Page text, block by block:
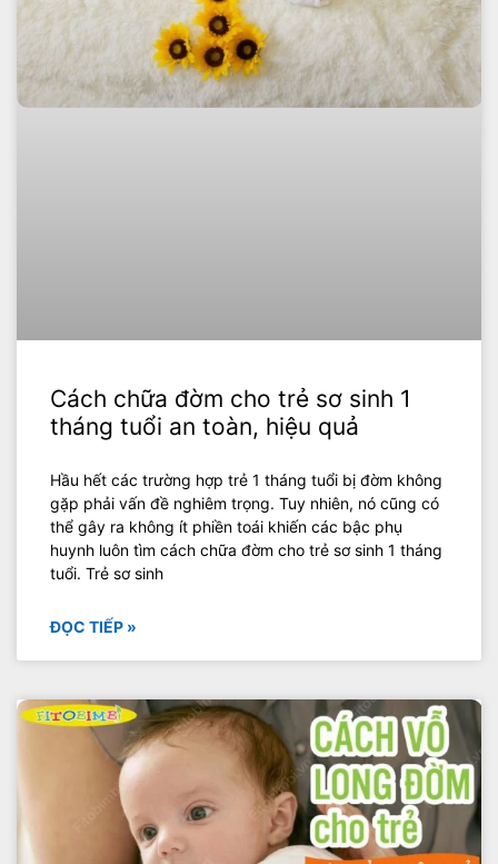
Cách chữa đờm cho trẻ sơ sinh 1
tháng tuổi an toàn, hiệu quả
Hầu hết các trường hợp trẻ 1 tháng tuổi bị đờm không
gặp phải vấn đề nghiêm trọng. Tuy nhiên, nó cũng có
thể gây ra không ít phiền toái khiến các bậc phụ
huynh luôn tìm cách chữa đờm cho trẻ sơ sinh 1 tháng
tuổi. Trẻ sơ sinh
ĐỌC TIẾP »